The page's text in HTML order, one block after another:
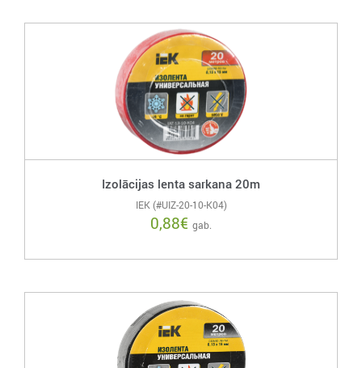
Izolācijas lenta sarkana 20m
IEK (#UIZ-20-10-K04)
0,88€ gab.